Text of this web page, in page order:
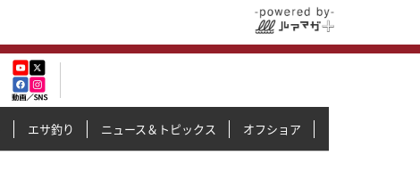
エサ釣り ニュース＆トピックス オフショア